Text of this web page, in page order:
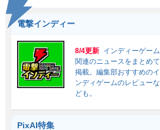
電撃インディー
8/4更新 インディーゲーム
関連のニュースをまとめて
掲載。編集部おすすめのイ
ンディゲームのレビューな
ども。
PixAI特集